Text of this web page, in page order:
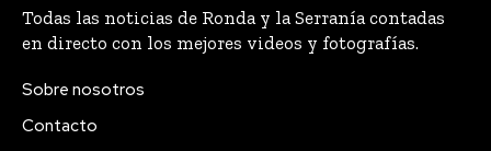
Todas las noticias de Ronda y la Serranía contadas
en directo con los mejores videos y fotografías.
Sobre nosotros
Contacto